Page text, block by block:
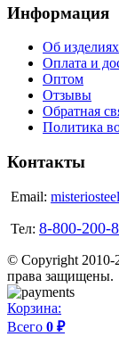
Информация
Об изделиях
Оплата и
Оптом
Отзывы
Обратная
Политика
Контакты
Email:
Тел: 8-800-200-
© Copyright 2010-
права защищены.
Корзина:
Всего 0 ₽